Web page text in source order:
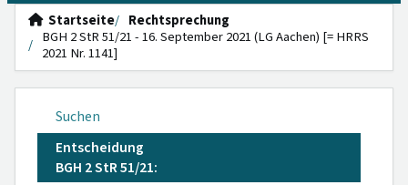
Startseite
Rechtsprechung
BGH 2 StR 51/21 - 16. September 2021 (LG Aachen) [= HRRS
2021 Nr. 1141]
Suchen
Entscheidung
BGH 2 StR 51/21: